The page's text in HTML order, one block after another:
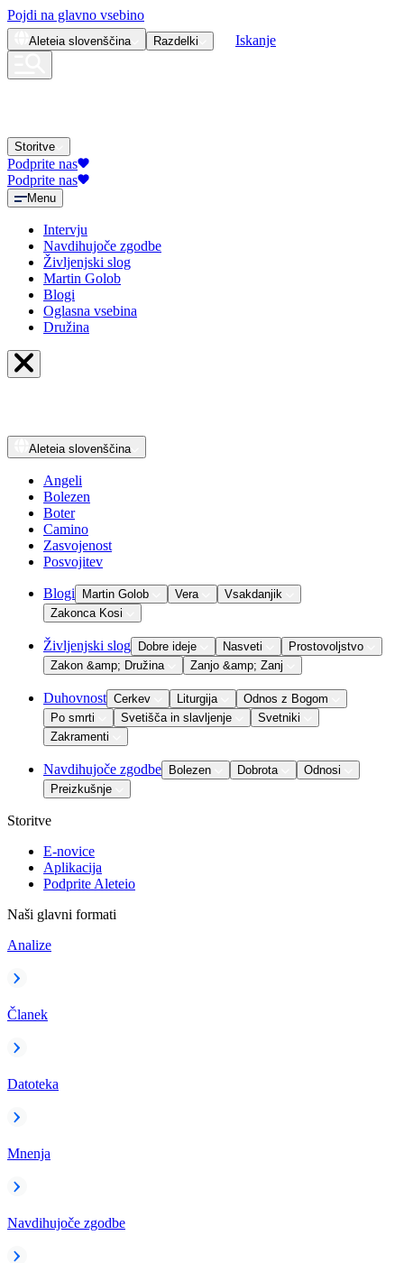
Pojdi na glavno vsebino
Aleteia slovenščina Razdelki Iskanje
Storitve
Podprite nas
Podprite nas
Menu
Intervju
Navdihujoče zgodbe
Življenjski slog
Martin Golob
Blogi
Oglasna vsebina
Družina
Aleteia slovenščina
Angeli
Bolezen
Boter
Camino
Zasvojenost
Posvojitev
Blogi Martin Golob Vera
Vsakdanjik
Zakonca Kosi
Življenjski slog Dobre ideje Nasveti
Prostovoljstvo
Zakon &amp; Družina
Zanjo &amp; Zanj
Duhovnost Cerkev Liturgija
Odnos z Bogom
Po smrti
Svetišča in slavljenje
Svetniki
Zakramenti
Navdihujoče zgodbe Bolezen Dobrota
Odnosi
Preizkušnje
Storitve
E-novice
Aplikacija
Podprite Aleteio
Naši glavni formati
Analize
Članek
Datoteka
Mnenja
Navdihujoče zgodbe